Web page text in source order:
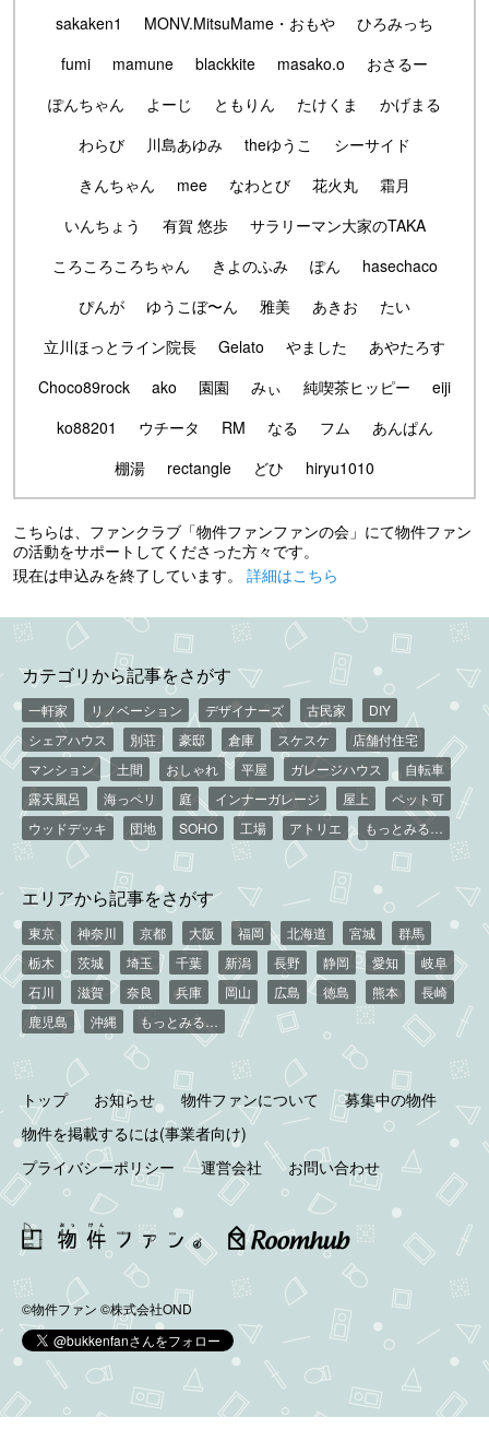
sakaken1
MONV.MitsuMame・おもや
ひろみっち
fumi
mamune blackkite masako.o
おさるー
ぽんちゃん
よーじ ともりん たけくま
かげまる
わらび
川島あゆみ theゆうこ
シーサイド
きんちゃん
mee なわとび 花火丸
霜月
いんちょう
有賀 悠歩
サラリーマン大家のTAKA
ころころころちゃん
きよのふみ ぽん
hasechaco
ぴんが
ゆうこぼ〜ん 雅美 あきお
たい
立川ほっとライン院長
Gelato やました
あやたろす
Choco89rock
ako 園園 みぃ 純喫茶ヒッピー
eiji
ko88201
ウチータ RM なる フム
あんぱん
棚湯
rectangle どひ hiryu1010
こちらは、ファンクラブ「物件ファンファンの会」にて物件ファン
の活動をサポートしてくださった方々です。
現在は申込みを終了しています。 詳細はこちら
カテゴリから記事をさがす
一軒家 リノベーション デザイナーズ 古民家
DIY
シェアハウス
別荘 豪邸 倉庫 スケスケ
店舗付住宅
マンション
土間 おしゃれ 平屋 ガレージハウス
自転車
露天風呂
海っペリ 庭 インナーガレージ 屋上
ペット可
ウッドデッキ
団地 SOHO 工場 アトリエ もっとみる…
エリアから記事をさがす
東京 神奈川 京都 大阪 福岡 北海道 宮城
群馬
栃木
茨城 埼玉 千葉 新潟 長野 静岡 愛知
岐阜
石川
滋賀 奈良 兵庫 岡山 広島 徳島 熊本
長崎
鹿児島
沖縄 もっとみる…
トップ お知らせ 物件ファンについて
募集中の物件
物件を掲載するには(事業者向け)
プライバシーポリシー
運営会社 お問い合わせ
©物件ファン ©株式会社OND